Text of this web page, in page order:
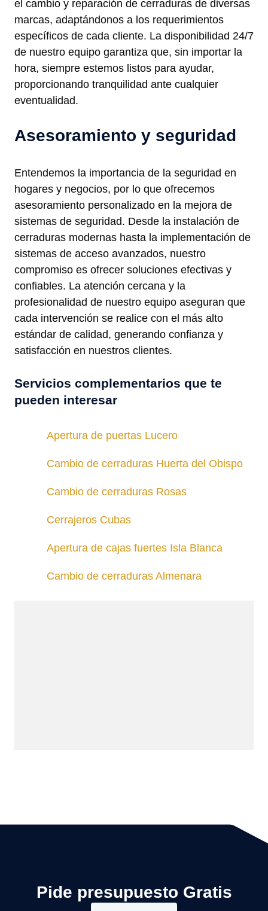
el cambio y reparación de cerraduras de diversas
marcas, adaptándonos a los requerimientos
específicos de cada cliente. La disponibilidad 24/7
de nuestro equipo garantiza que, sin importar la
hora, siempre estemos listos para ayudar,
proporcionando tranquilidad ante cualquier
eventualidad.
Asesoramiento y seguridad
Entendemos la importancia de la seguridad en
hogares y negocios, por lo que ofrecemos
asesoramiento personalizado en la mejora de
sistemas de seguridad. Desde la instalación de
cerraduras modernas hasta la implementación de
sistemas de acceso avanzados, nuestro
compromiso es ofrecer soluciones efectivas y
confiables. La atención cercana y la
profesionalidad de nuestro equipo aseguran que
cada intervención se realice con el más alto
estándar de calidad, generando confianza y
satisfacción en nuestros clientes.
Servicios complementarios que te
pueden interesar
Apertura de puertas Lucero
Cambio de cerraduras Huerta del Obispo
Cambio de cerraduras Rosas
Cerrajeros Cubas
Apertura de cajas fuertes Isla Blanca
Cambio de cerraduras Almenara
Pide presupuesto Gratis